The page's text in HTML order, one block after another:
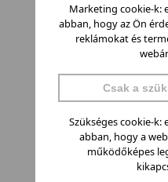
Marketing cookie-k:
abban, hogy az Ön
reklámokat és
Csak a
Szükséges cookie-k:
abban, hogy a
működőképes